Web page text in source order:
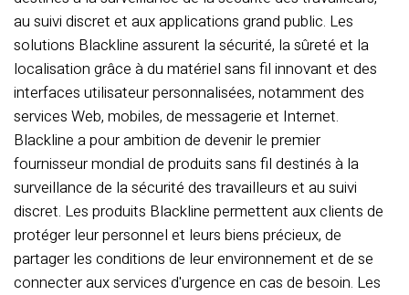
au suivi discret et aux applications grand public. Les
solutions Blackline assurent la sécurité, la sûreté et la
localisation grâce à du matériel sans fil innovant et des
interfaces utilisateur personnalisées, notamment des
services Web, mobiles, de messagerie et Internet.
Blackline a pour ambition de devenir le premier
fournisseur mondial de produits sans fil destinés à la
surveillance de la sécurité des travailleurs et au suivi
discret. Les produits Blackline permettent aux clients de
protéger leur personnel et leurs biens précieux, de
partager les conditions de leur environnement et de se
connecter aux services d'urgence en cas de besoin. Les